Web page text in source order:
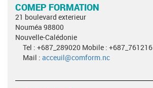
COMEP FORMATION
21 boulevard exterieur
Nouméa 98800
Nouvelle-Calédonie
Tel : +687_289020 Mobile : +687_761216
Mail : acceuil@comform.nc